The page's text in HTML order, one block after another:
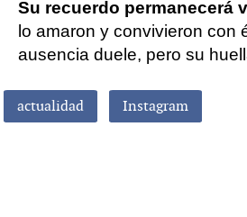
Su recuerdo permanecerá
lo amaron y convivieron con
ausencia duele, pero su
actualidad Instagram